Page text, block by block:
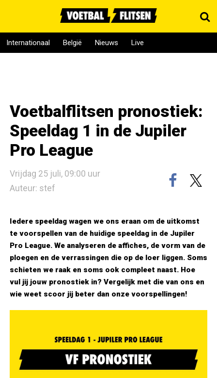
Internationaal België Nieuws Live
Voetbalflitsen pronostiek:
Speeldag 1 in de Jupiler
Pro League
Vrijdag 25 juli, 09:00 uur
Auteur: stef
Iedere speeldag wagen we ons eraan om de uitkomst
te voorspellen van de huidige speeldag in de Jupiler
Pro League. We analyseren de affiches, de vorm van de
ploegen en de verrassingen die op de loer liggen. Soms
schieten we raak en soms ook compleet naast. Hoe
vul jij jouw pronostiek in? Vergelijk met die van ons en
wie weet scoor jij beter dan onze voorspellingen!